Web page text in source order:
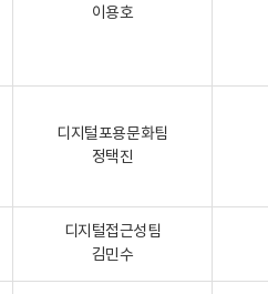
이용호
디지털포용문화팀
정택진
디지털접근성팀
김민수